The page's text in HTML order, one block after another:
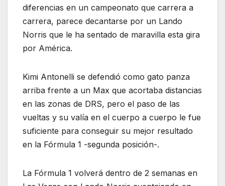
diferencias en un campeonato que carrera a
carrera, parece decantarse por un Lando
Norris que le ha sentado de maravilla esta gira
por América.
Kimi Antonelli se defendió como gato panza
arriba frente a un Max que acortaba distancias
en las zonas de DRS, pero el paso de las
vueltas y su valía en el cuerpo a cuerpo le fue
suficiente para conseguir su mejor resultado
en la Fórmula 1 -segunda posición-.
La Fórmula 1 volverá dentro de 2 semanas en